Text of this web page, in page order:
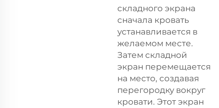
складного экрана
сначала кровать
устанавливается в
желаемом месте.
Затем складной
экран перемещается
на место, создавая
перегородку вокруг
кровати. Этот экран